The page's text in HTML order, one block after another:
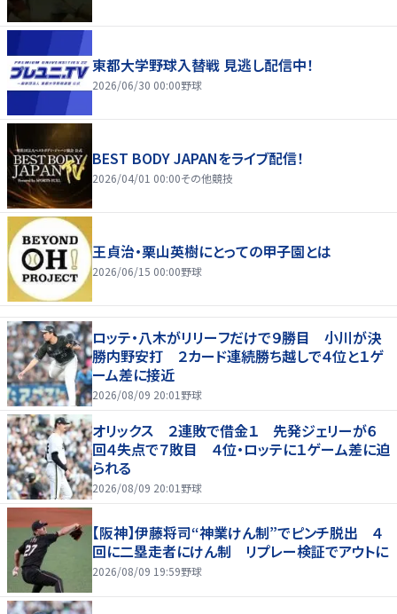
東都大学野球入替戦 見逃し配信中！
2026/06/30 00:00野球
BEST BODY JAPANをライブ配信！
2026/04/01 00:00その他競技
王貞治・栗山英樹にとっての甲子園とは
2026/06/15 00:00野球
ロッテ・八木がリリーフだけで９勝目 小川が決
勝内野安打 ２カード連続勝ち越しで４位と１ゲ
ーム差に接近
2026/08/09 20:01 野球
オリックス ２連敗で借金１ 先発ジェリーが６
回４失点で７敗目 ４位・ロッテに１ゲーム差に迫
られる
2026/08/09 20:01 野球
【阪神】伊藤将司“神業けん制”でピンチ脱出 ４
回に二塁走者にけん制 リプレー検証でアウトに
2026/08/09 19:59野球